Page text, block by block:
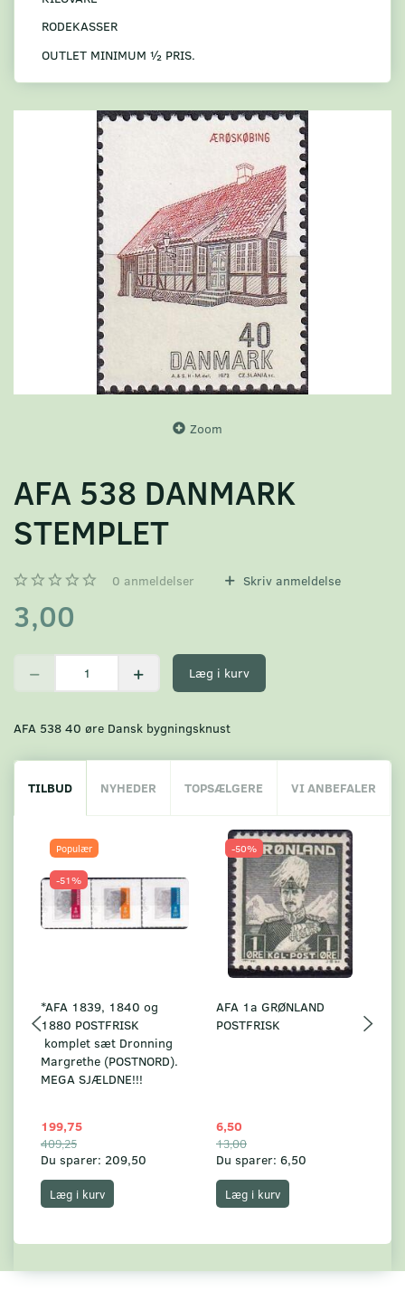
RODEKASSER
OUTLET MINIMUM ½ PRIS.
Zoom
AFA 538 DANMARK
STEMPLET
0 anmeldelser Skriv anmeldelse
3,00
Læg i kurv
AFA 538 40 øre Dansk bygningsknust
TILBUD NYHEDER TOPSÆLGERE VI ANBEFALER
Populær
-51%
*AFA 1839, 1840 og
1880 POSTFRISK
komplet sæt Dronning
Margrethe (POSTNORD).
MEGA SJÆLDNE!!!
199,75
409,25
Du sparer: 209,50
Læg i kurv
-50%
AFA 1a GRØNLAND
POSTFRISK
6,50
13,00
Du sparer: 6,50
Læg i kurv